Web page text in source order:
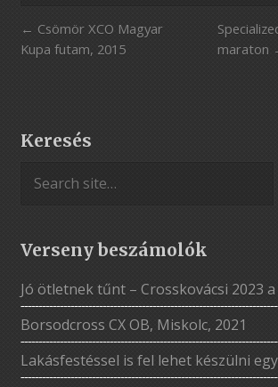
Csömör XCO Magyar
Kupa futam, 2015
maraton
Keresés
Verseny beszámolók
Jó ötletnek tűnt – Crosskovácsi 2023
Borsodcross CX OB, Miskolc, 2021
Lakásfestéssel is fel lehet készülni